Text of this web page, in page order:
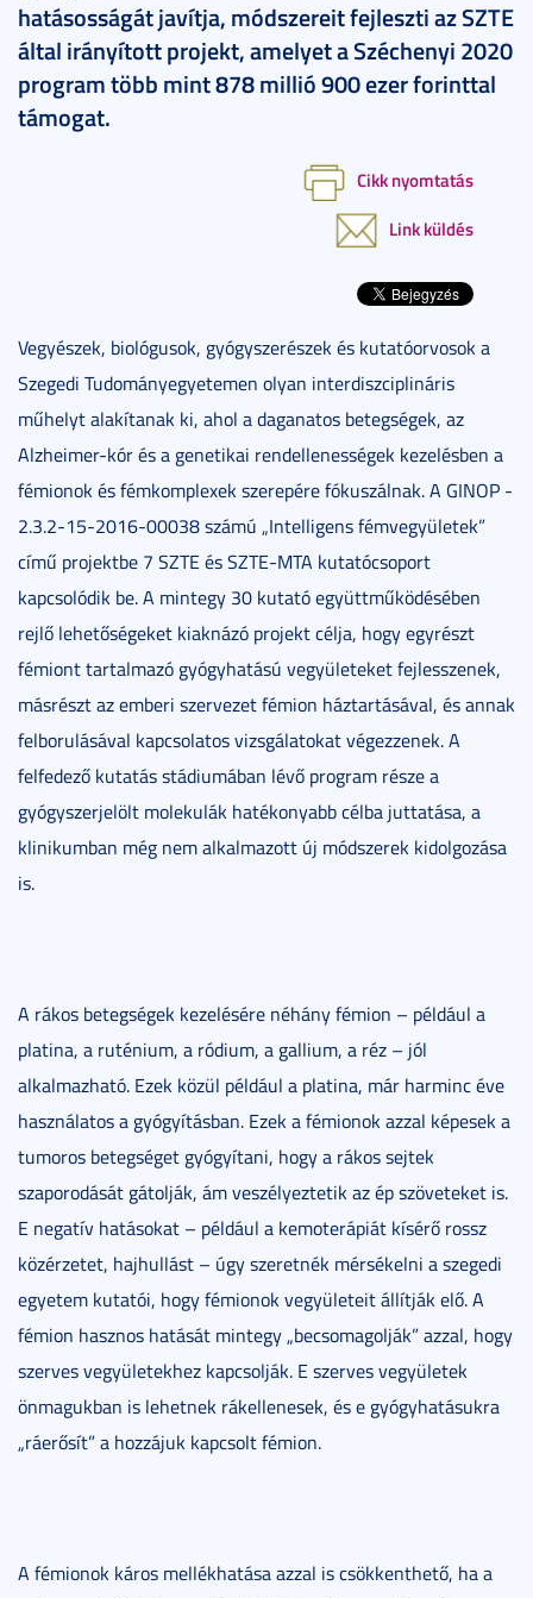
hatásosságát javítja, módszereit fejleszti az SZTE
által irányított projekt, amelyet a Széchenyi 2020
program több mint 878 millió 900 ezer forinttal
támogat.
Cikk nyomtatás
Link küldés
Vegyészek, biológusok, gyógyszerészek és kutatóorvosok a
Szegedi Tudományegyetemen olyan interdiszciplináris
műhelyt alakítanak ki, ahol a daganatos betegségek, az
Alzheimer-kór és a genetikai rendellenességek kezelésben a
fémionok és fémkomplexek szerepére fókuszálnak. A GINOP -
2.3.2-15-2016-00038 számú „Intelligens fémvegyületek”
című projektbe 7 SZTE és SZTE-MTA kutatócsoport
kapcsolódik be. A mintegy 30 kutató együttműködésében
rejlő lehetőségeket kiaknázó projekt célja, hogy egyrészt
fémiont tartalmazó gyógyhatású vegyületeket fejlesszenek,
másrészt az emberi szervezet fémion háztartásával, és annak
felborulásával kapcsolatos vizsgálatokat végezzenek. A
felfedező kutatás stádiumában lévő program része a
gyógyszerjelölt molekulák hatékonyabb célba juttatása, a
klinikumban még nem alkalmazott új módszerek kidolgozása
is.
A rákos betegségek kezelésére néhány fémion – például a
platina, a ruténium, a ródium, a gallium, a réz – jól
alkalmazható. Ezek közül például a platina, már harminc éve
használatos a gyógyításban. Ezek a fémionok azzal képesek a
tumoros betegséget gyógyítani, hogy a rákos sejtek
szaporodását gátolják, ám veszélyeztetik az ép szöveteket is.
E negatív hatásokat – például a kemoterápiát kísérő rossz
közérzetet, hajhullást – úgy szeretnék mérsékelni a szegedi
egyetem kutatói, hogy fémionok vegyületeit állítják elő. A
fémion hasznos hatását mintegy „becsomagolják” azzal, hogy
szerves vegyületekhez kapcsolják. E szerves vegyületek
önmagukban is lehetnek rákellenesek, és e gyógyhatásukra
„ráerősít” a hozzájuk kapcsolt fémion.
A fémionok káros mellékhatása azzal is csökkenthető, ha a